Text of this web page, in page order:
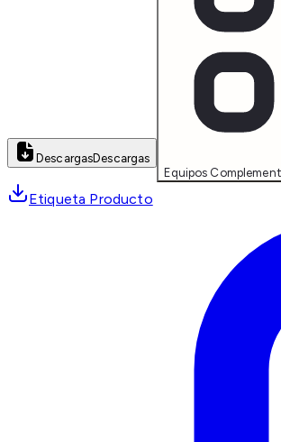
DescargasDescargas
Equipos
Etiqueta Producto